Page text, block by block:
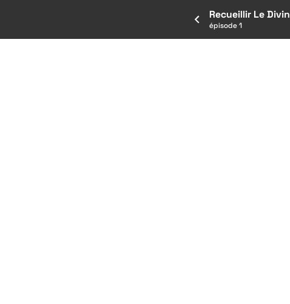
Recueillir Le Divin
épisode 1